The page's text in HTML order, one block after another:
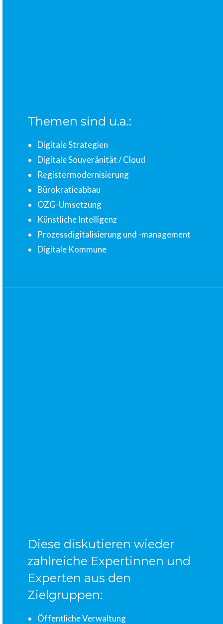
Themen sind u.a.:
Digitale Strategien
Digitale Souveränität / Cloud
Registermodernisierung
Bürokratieabbau
OZG-Umsetzung
Künstliche Intelligenz
Prozessdigitalisierung und -management
Digitale Kommune
Diese diskutieren wieder
zahlreiche Expertinnen und
Experten aus den
Zielgruppen:
Öffentliche Verwaltung